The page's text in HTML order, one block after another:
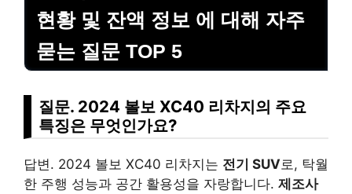
현황 및 잔액 정보 에 대해 자주
묻는 질문 TOP 5
질문. 2024 볼보 XC40 리차지의 주요
특징은 무엇인가요?
답변. 2024 볼보 XC40 리차지는 전기 SUV 로, 탁월
한 주행 성능과 공간 활용성을 자랑합니다. 제조사